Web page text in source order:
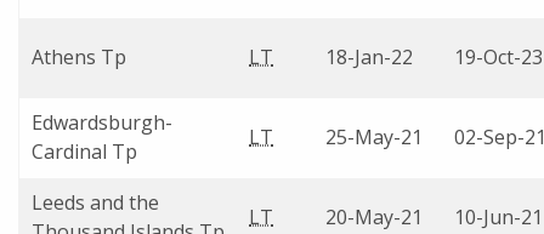
Athens Tp LT 18-Jan-22 19-Oct-23
Edwardsburgh-
Cardinal Tp
LT 25-May-21 02-Sep-
Leeds and the
LT 20-May-21 10-Jun-21